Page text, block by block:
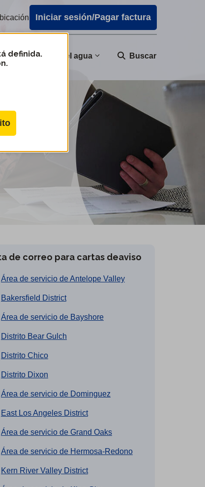
Iniciar sesión/Pagar factura
Calidad del agua Buscar
definida.
de correo para cartas deaviso
Área de servicio de Antelope Valley
Bakersfield District
Área de servicio de Bayshore
Distrito Bear Gulch
Distrito Chico
Distrito Dixon
Área de servicio de Dominguez
East Los Angeles District
Área de servicio de Grand Oaks
Área de servicio de Hermosa-Redono
Kern River Valley District